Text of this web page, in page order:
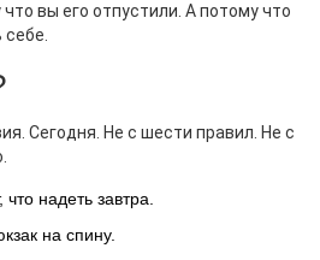
вы его отпустили. А потому что
Сегодня. Не с шести правил. Не с
надеть завтра.
на спину.